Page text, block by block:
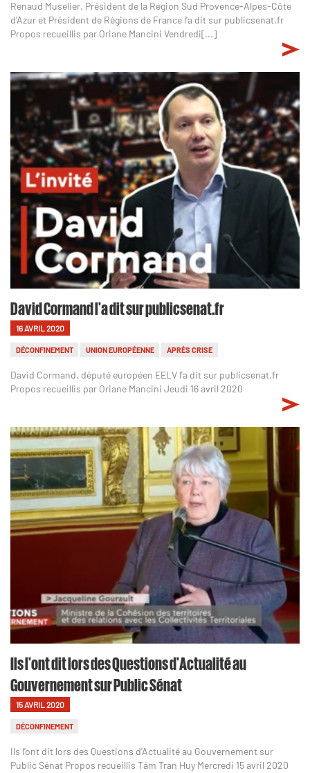
Renaud Muselier, Président de la Région Sud Provence-Alpes-Côte
d'Azur et Président de Régions de France l'a dit sur publicsenat.fr
Propos recueillis par Oriane Mancini Vendredi[...]
David Cormand l'a dit sur publicsenat.fr
16 AVRIL 2020
DÉCONFINEMENT UNION EUROPÉENNE APRÈS CRISE
David Cormand, député européen EELV l'a dit sur publicsenat.fr
Propos recueillis par Oriane Mancini Jeudi 16 avril 2020
Ils l'ont dit lors des Questions d'Actualité au
Gouvernement sur Public Sénat
15 AVRIL 2020
DÉCONFINEMENT
Ils l'ont dit lors des Questions d'Actualité au Gouvernement sur
Public Sénat Propos recueillis Tâm Tran Huy Mercredi 15 avril 2020